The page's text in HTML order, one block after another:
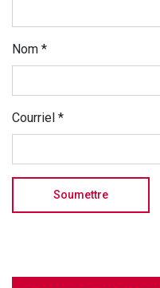
Nom *
Courriel *